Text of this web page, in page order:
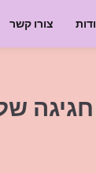
צורו קשר
של